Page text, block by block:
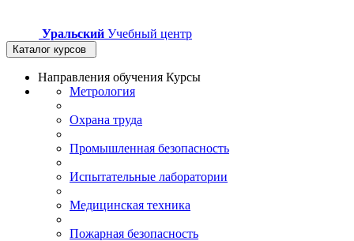
Уральский Учебный центр
Каталог курсов
Направления обучения Курсы
Метрология
Охрана труда
Промышленная безопасность
Испытательные лаборатории
Медицинская техника
Пожарная безопасность